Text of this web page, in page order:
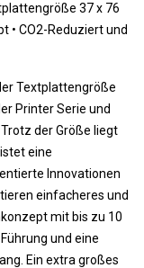
37 x 76
• CO2-Reduziert und
Textplattengröße
Printer Serie und
der Größe liegt
eine
Innovationen
einfacheres und
mit bis zu 10
und eine
Ein extra großes